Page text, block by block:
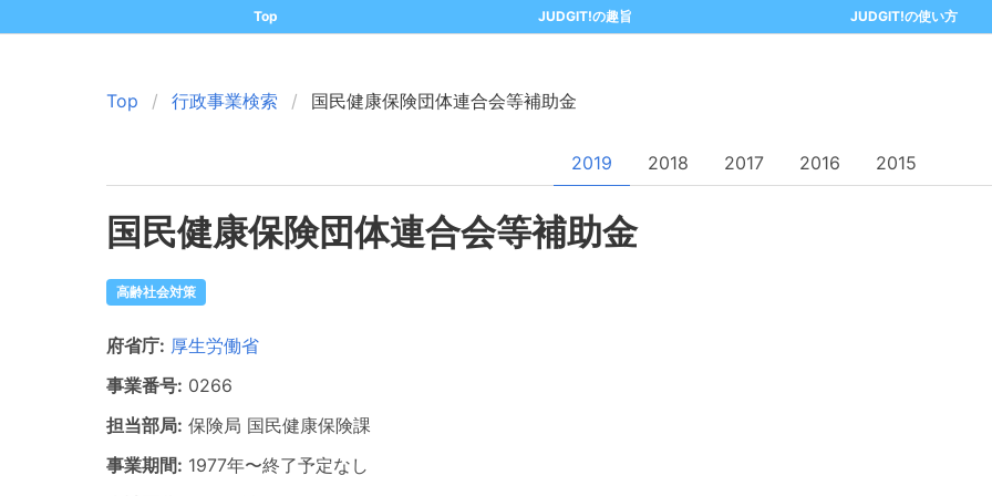
Top JUDGIT!の趣旨 JUDGIT!の使い方
Top 行政事業検索 国民健康保険団体連合会等補助金
2019 2018 2017 2016 2015
国民健康保険団体連合会等補助金
高齢社会対策
府省庁: 厚生労働省
事業番号: 0266
担当部局: 保険局 国民健康保険課
事業期間: 1977年〜終了予定なし